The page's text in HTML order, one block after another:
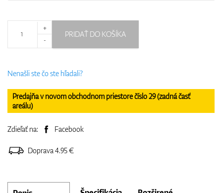
+
-
PRIDAŤ DO KOŠÍKA
Nenašli ste čo ste hľadali?
Predajňa v novom obchodnom priestore číslo 29 (zadná časť
areálu)
Zdieľať na: Facebook
Doprava 4.95 €